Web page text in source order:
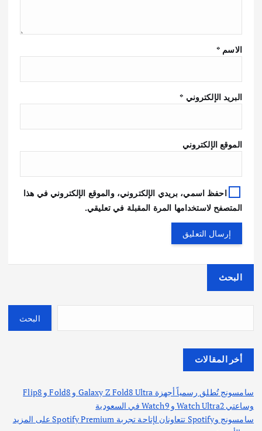
الاسم *
البريد الإلكتروني *
الموقع الإلكتروني
احفظ اسمي، بريدي الإلكتروني، والموقع الإلكتروني في هذا
المتصفح لاستخدامها المرة المقبلة في تعليقي.
البحث
البحث
أخر المقالات
سامسونج تُطلق رسمياً أجهزة Galaxy Z Fold8 Ultra و Fold8 و Flip8
وساعتي Watch Ultra2 و Watch9 في السعودية
سامسونج وSpotify تتعاونان لإتاحة تجربة Spotify Premium على المزيد